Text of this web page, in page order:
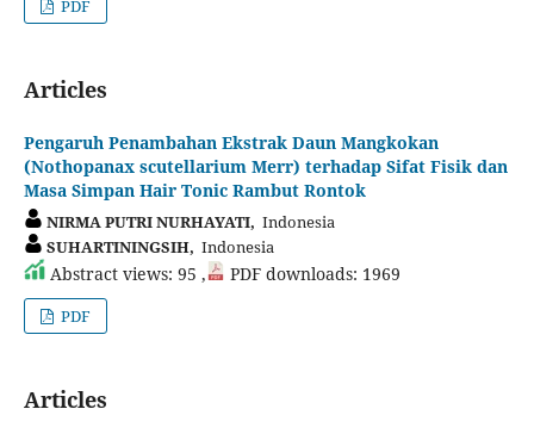
PDF
Articles
Pengaruh Penambahan Ekstrak Daun Mangkokan
(Nothopanax scutellarium Merr) terhadap Sifat Fisik dan
Masa Simpan Hair Tonic Rambut Rontok
NIRMA PUTRI NURHAYATI, Indonesia
SUHARTININGSIH, Indonesia
Abstract views: 95 , PDF downloads: 1969
PDF
Articles